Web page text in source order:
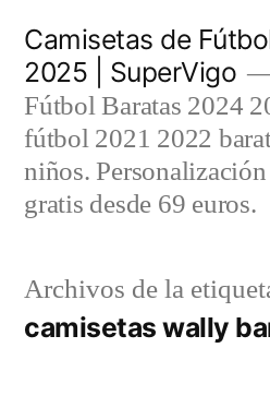
contenido
Camisetas de
2025 | SuperVigo
Fútbol Baratas 2024
fútbol 2021 2022
niños.
gratis desde 69 euros.
Archivos de la
camisetas wally